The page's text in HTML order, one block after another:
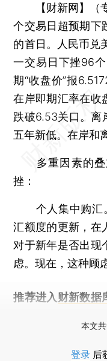
【财新网】（
个交易日超预期下
的首日。人民币兑
一交易日下挫96
期“收盘价”报
在岸即期汇率在收
跌破6.53关口。离
五年新低。在岸和
多重因素的叠
挫：
个人集中购汇
汇额度的更新，在
对于新年是否出现
虑。现在，这种顾
推荐进入 财新数据
本文
登录 后